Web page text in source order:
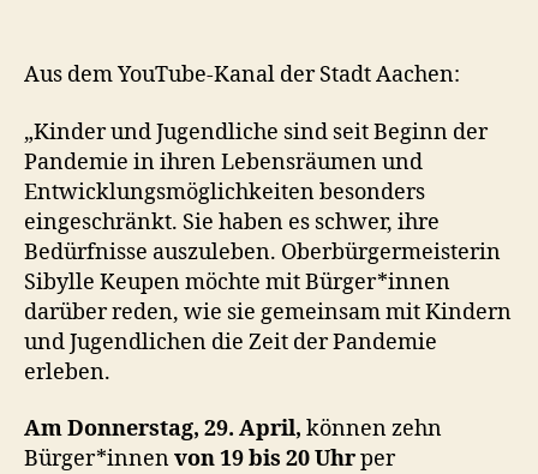
Aus dem YouTube-Kanal der Stadt Aachen:
„Kinder und Jugendliche sind seit Beginn der
Pandemie in ihren Lebensräumen und
Entwicklungsmöglichkeiten besonders
eingeschränkt. Sie haben es schwer, ihre
Bedürfnisse auszuleben. Oberbürgermeisterin
Sibylle Keupen möchte mit Bürger*innen
darüber reden, wie sie gemeinsam mit Kindern
und Jugendlichen die Zeit der Pandemie
erleben.
Am Donnerstag, 29. April, können zehn
Bürger*innenvon 19 bis 20 Uhrper